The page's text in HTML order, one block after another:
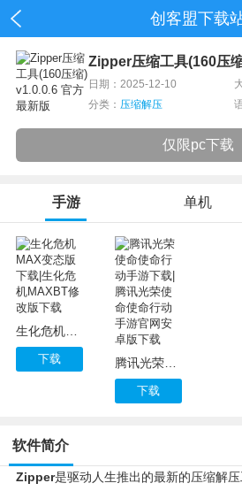
创客盟下载
Zipper压缩工具(160压
日期：2025-12-10
分类： 压缩解压
仅限pc下载
手游 单机
生化危机MAX变态版下载|生化危机MAXBT修改版下载
下载 腾讯光荣使命使命行动手游下载|腾讯光荣使命使命行动手游官网安卓版下载
下载
软件简介
Zipper是驱动人生推出的最新的压缩解